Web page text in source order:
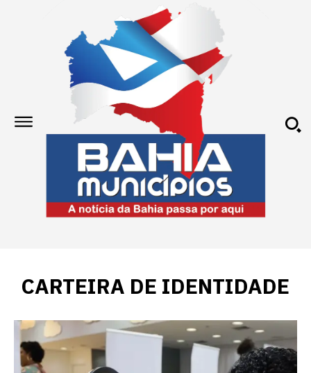
CARTEIRA DE IDENTIDADE